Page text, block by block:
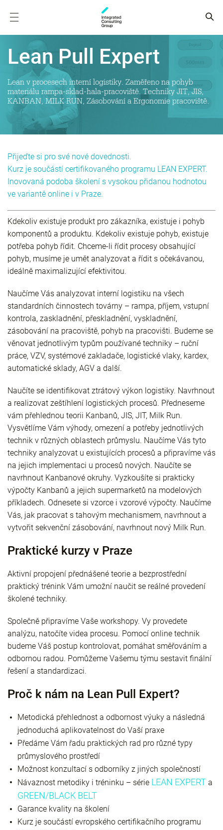
Lean Pull Expert
Lean v procesech interní logistiky. Zaměřeno na pohyb
materiálu rampa-sklad-hala-pracoviště. Techniky JIT, JIS,
KANBAN, MILK RUN, Zásobování a Ergonomie pracoviště.
Přijeďte si pro své nové dovednosti.
Kurz je součástí certifikovaného programu LEAN EXPERT.
Inovovaná podoba školení s vysokou přidanou hodnotou
ve variantě online i v Praze.
Kdekoliv existuje produkt pro zákazníka, existuje i pohyb
komponentů a produktu. Kdekoliv existuje pohyb, existuje
potřeba pohyb řídit. Chceme-li řídit procesy obsahující
pohyb, musíme je umět analyzovat a řídit s očekávanou,
ideálně maximalizující efektivitou.
Naučíme Vás analyzovat interní logistiku na všech
standardních činnostech továrny – rampa, příjem, vstupní
kontrola, zaskladnění, přeskladnění, vyskladnění,
zásobování na pracoviště, pohyb na pracovišti. Budeme se
věnovat jednotlivým typům používané techniky – ruční
práce, VZV, systémové zakladače, logistické vlaky, kardex,
automatické sklady, AGV a další.
Naučíte se identifikovat ztrátový výkon logistiky. Navrhnout
a realizovat zeštíhlení logistických procesů. Předneseme
vám přehlednou teorii Kanbanů, JIS, JIT, Milk Run.
Vysvětlíme Vám výhody, omezení a potřeby jednotlivých
technik v různých oblastech průmyslu. Naučíme Vás tyto
techniky analyzovat u existujících procesů a připravíme vás
na jejich implementaci u procesů nových. Naučíte se
navrhnout Kanbanové okruhy. Vyzkoušíte si prakticky
výpočty Kanbanů a jejich supermarketů na modelových
příkladech. Odnesete si vzorce i vzorové výpočty. Naučíme
Vás, jak pracovat s tahovým mechanismem, navrhnout a
vytvořit sekvenční zásobování, navrhnout nový Milk Run.
Praktické kurzy v Praze
Aktivní propojení přednášené teorie a bezprostřední
praktický trénink Vám umožní naučit se reálné provedení
školené techniky.
Společně připravíme Vaše workshopy. Vy provedete
analýzu, natočíte videa procesu. Pomocí online technik
budeme Váš postup kontrolovat, pomáhat směřováním a
odbornou radou. Pomůžeme Vašemu týmu sestavit finální
řešení a standardizaci.
Proč k nám na Lean Pull Expert?
Metodická přehlednost a odbornost výuky a následná
jednoduchá aplikovatelnost do Vaší praxe
Předáme Vám řadu praktických rad pro různé typy
průmyslového prostředí
Možnost konzultací s odborníky z jiných společností
Návaznost metodiky i tréninku – série LEAN EXPERT a
GREEN/BLACK BELT
Garance kvality na školení
Kurz je součástí evropského certifikačního programu